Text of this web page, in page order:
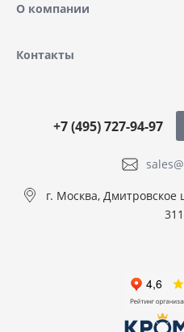
О компании
Контакты
+7 (495) 727-94-97
г. Москва, Дмитровское